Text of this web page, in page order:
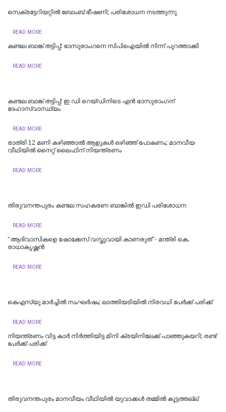
സെക്രട്ടേറിയറ്റിൽ ബോംബ് ഭീഷണി; പരിശോധന നടത്തുന്നു
READ MORE
കണ്ടല ബാങ്ക് തട്ടിപ്പ്: ഭാസുരാംഗനെ സിപിഐയില്‍ നിന്ന് പുറത്താക്കി
READ MORE
കണ്ടല ബാങ്ക് തട്ടിപ്പ്: ഇ ഡി റെയ്‌ഡിനിടെ എൻ ഭാസുരാംഗന്
ദേഹാസ്വാസ്ഥ്യം
READ MORE
രാത്രി 12 മണി കഴിഞ്ഞാൽ ആളുകൾ ഒഴിഞ്ഞ് പോകണം; മാനവീയ
വീഥിയിൽ നൈറ്റ് ലൈഫിന് നിയന്ത്രണം
READ MORE
തിരുവനന്തപുരം കണ്ടല സഹകരണ ബാങ്കിൽ ഇഡി പരിശോധന
READ MORE
''ആദിവാസികളെ ഷോക്കേസ് വസ്തുവായി കാണരുത്''- മന്ത്രി കെ.
രാധാകൃഷ്ണൻ
READ MORE
കെഎസ്‌യു മാർച്ചിൽ സംഘർഷം; ലാത്തിയടിയിൽ നിരവധി പേർക്ക് പരിക്ക്
READ MORE
നിയന്ത്രണം വിട്ട കാർ നിർത്തിയിട്ട മിനി ക്രയിനിലേക്ക് പാഞ്ഞുകയറി; രണ്ട്
പേര്‍ക്ക് പരിക്ക്
READ MORE
തിരുവനന്തപുരം മാനവീയം വീഥിയിൽ യുവാക്കൾ തമ്മിൽ കൂട്ടത്തല്ല്